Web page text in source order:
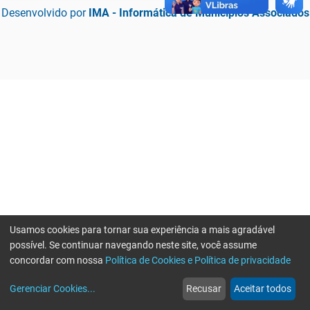
Desenvolvido por IMA - Informática de Municípios Associados
web
Notícias
more_horiz
Mais
Usamos cookies para tornar sua experiência a mais agradável
possível. Se continuar navegando neste site, você assume
concordar com nossa Política de Cookies e Política de privacidade
Gerenciar Cookies... Recusar Aceitar todos
Erro ao enviar informações, por favor tente novamente